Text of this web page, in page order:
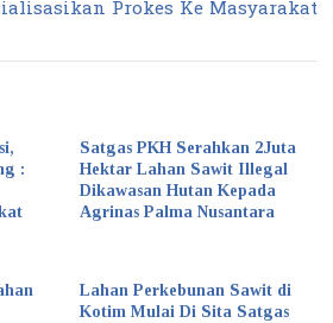
Prokes Ke Masyarakat
:
Satgas PKH Serahkan 2Juta
Hektar Lahan Sawit Illegal
Dikawasan Hutan Kepada
Agrinas Palma Nusantara
Lahan Perkebunan Sawit di
Kotim Mulai Di Sita Satgas